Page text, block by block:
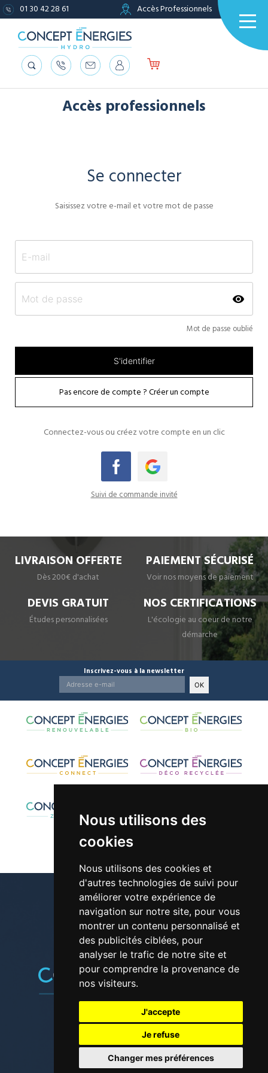
Nous utilisons des
cookies
Nous utilisons des cookies et
d'autres technologies de suivi pour
améliorer votre expérience de
navigation sur notre site, pour vous
montrer un contenu personnalisé et
des publicités ciblées, pour
analyser le trafic de notre site et
pour comprendre la provenance de
nos visiteurs.
J'accepte
Je refuse
Changer mes préférences
01 30 42 28 61 Accès Professionnels
Accès professionnels
Se connecter
Saisissez votre e-mail et votre mot de passe
remove_red_eye
Mot de passe oublié
Pas encore de compte ? Créer un compte
Connectez-vous ou créez votre compte en un clic
Suivi de commande invité
LIVRAISON OFFERTE
Dès 200€ d'achat
PAIEMENT SÉCURISÉ
Voir nos moyens de paiement
DEVIS GRATUIT
Études personnalisées
NOS CERTIFICATIONS
L'écologie au coeur de notre
démarche
Inscrivez-vous à la newsletter
OK
01 30 42 28 61
Suivez-nous sur les réseaux